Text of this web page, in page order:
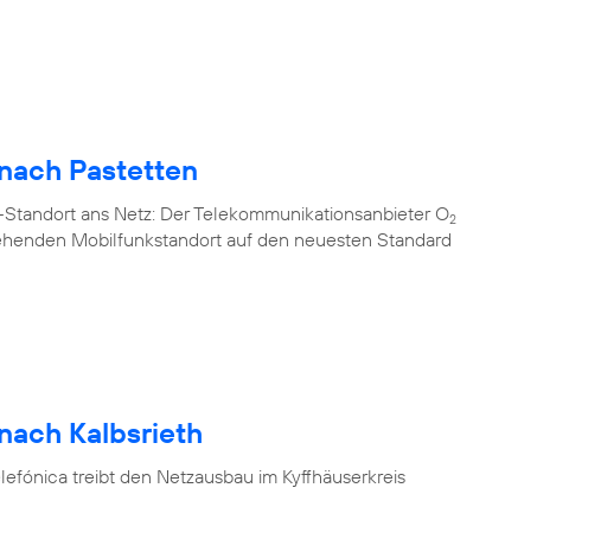
Pastetten
ans Netz: Der Telekommunikationsanbieter O2
Mobilfunkstandort auf den neuesten Standard
Kalbsrieth
treibt den Netzausbau im Kyffhäuserkreis